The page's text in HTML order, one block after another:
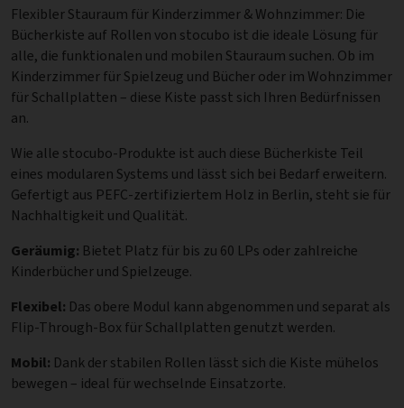
Flexibler Stauraum für Kinderzimmer & Wohnzimmer: Die
Bücherkiste auf Rollen von stocubo ist die ideale Lösung für
alle, die funktionalen und mobilen Stauraum suchen. Ob im
Kinderzimmer für Spielzeug und Bücher oder im Wohnzimmer
für Schallplatten – diese Kiste passt sich Ihren Bedürfnissen
an.
Wie alle stocubo-Produkte ist auch diese Bücherkiste Teil
eines modularen Systems und lässt sich bei Bedarf erweitern.
Gefertigt aus PEFC-zertifiziertem Holz in Berlin, steht sie für
Nachhaltigkeit und Qualität.
Geräumig: Bietet Platz für bis zu 60 LPs oder zahlreiche
Kinderbücher und Spielzeuge.
Flexibel: Das obere Modul kann abgenommen und separat als
Flip-Through-Box für Schallplatten genutzt werden.
Mobil: Dank der stabilen Rollen lässt sich die Kiste mühelos
bewegen – ideal für wechselnde Einsatzorte.